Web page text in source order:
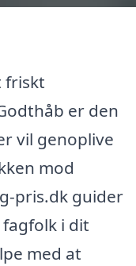
friskt
er den
vil genoplive
mod
pris.dk guider
i dit
med at